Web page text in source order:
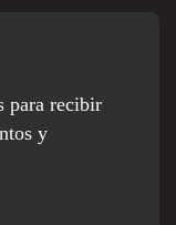
para recibir
y